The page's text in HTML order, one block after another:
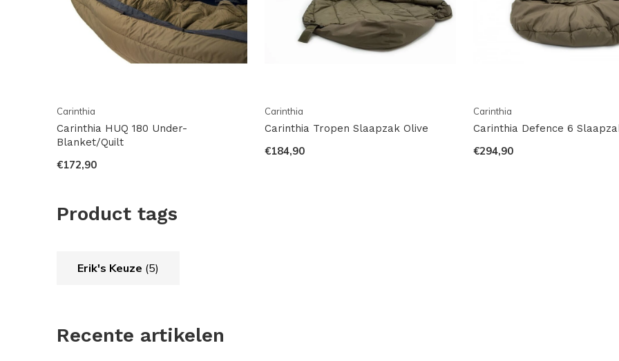
Carinthia
Carinthia HUQ 180 Under-
Blanket/Quilt
€172,90
Carinthia
Carinthia Tropen Slaapzak Olive
€184,90
Carinthia
Carinthia Defence 6
€294,90
Product tags
Erik's Keuze (5)
Recente artikelen